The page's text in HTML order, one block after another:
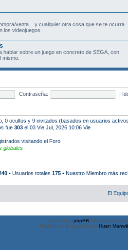
venta... y cualquier otra cosa que se te ocurra
los videojuegos.
hablar sobre un juego en concreto de SEGA, con
mismo.
Contraseña: |
0 ocultos y 9 invitados (basados en usuarios
fue 303 el 03 Vie Jul, 2026 10:06 Vie
visitando el Foro
globales
• Usuarios totales 175 • Nuestro Miembro más
El
Powered by phpBB® Forum
Traducción al español por Huan Manwë